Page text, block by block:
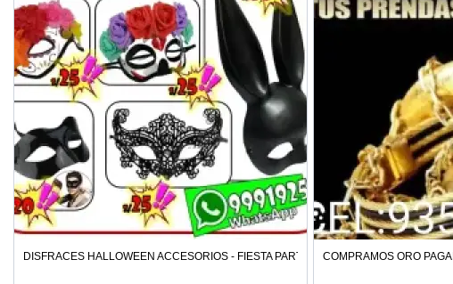
DISFRACES HALLOWEEN ACCESORIOS - FIESTA PARTY COMPRAMOS ORO